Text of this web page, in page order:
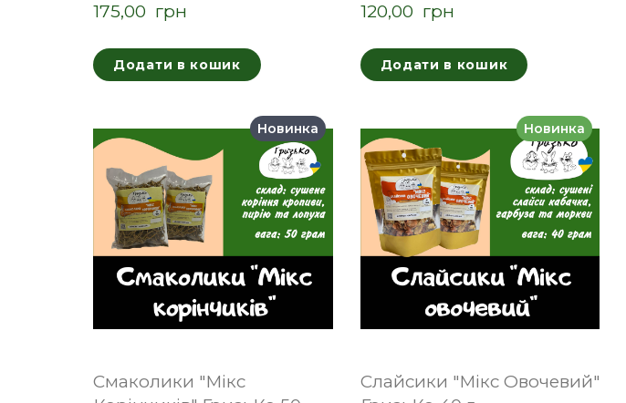
175,00  грн
Додати в кошик
120,00  грн
Додати в кошик
Новинка
Смаколики "Мікс
Новинка
Слайсики "Мікс Овочевий"